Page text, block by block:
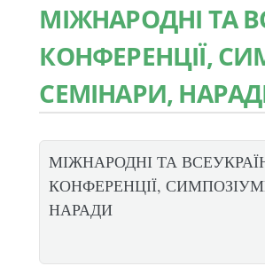
МІЖНАРОДНІ ТА
КОНФЕРЕНЦІЇ,
СЕМІНАРИ,
МІЖНАРОДНІ ТА
КОНФЕРЕНЦІЇ,
НАРАДИ